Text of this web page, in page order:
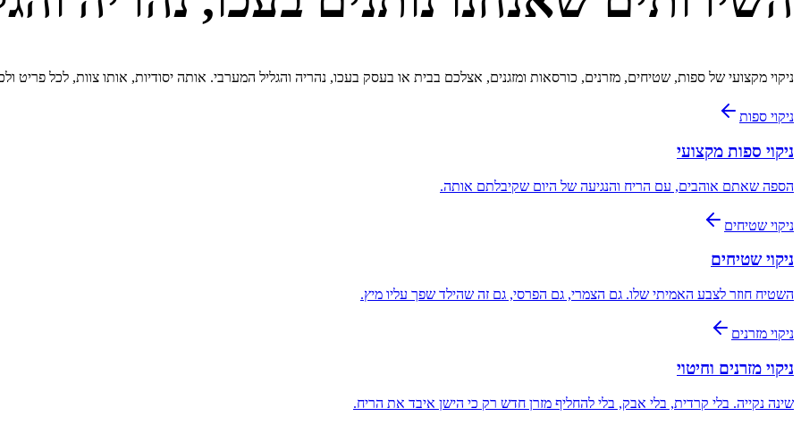
ניקוי מקצועי של ספות, שטיחים, מזרנים, כורסאות ומזגנים, אצלכם בבית או בעסק בעכו, נהריה והגליל המערבי. אותה יסודיות, אותו צוות, לכל פריט
ניקוי ספות
ניקוי ספות מקצועי
הספה שאתם אוהבים, עם הריח והנגיעה של היום שקיבלתם אותה.
ניקוי שטיחים
ניקוי שטיחים
השטיח חוזר לצבע האמיתי שלו. גם הצמרי, גם הפרסי, גם זה שהילד שפך עליו מיץ.
ניקוי מזרנים
ניקוי מזרנים וחיטוי
שינה נקייה. בלי קרדית, בלי אבק, בלי להחליף מזרן חדש רק כי הישן איבד את הריח.